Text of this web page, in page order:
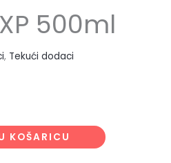
500ml
, Tekući dodaci
KOŠARICU